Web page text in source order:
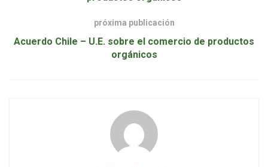
próxima publicación
Acuerdo Chile – U.E. sobre el comercio de productos
orgánicos